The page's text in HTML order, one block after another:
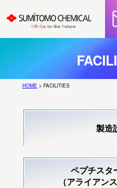
HOME > FACILITIES
製造
ペプチスタ
（アライアン